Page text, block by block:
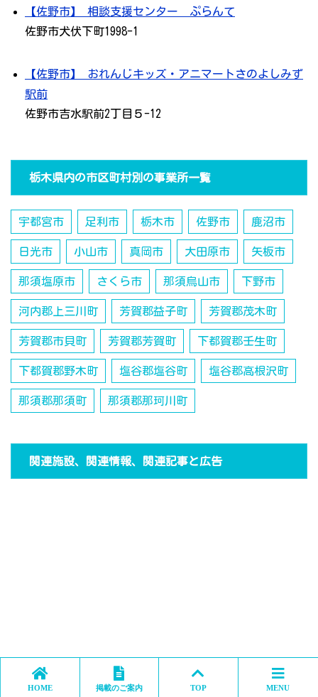
【佐野市】 相談支援センター ぷらんて
佐野市犬伏下町1998-1
【佐野市】 おれんじキッズ・アニマートさのよしみず
駅前
佐野市吉水駅前2丁目５-12
栃木県内の市区町村別の事業所一覧
宇都宮市 足利市 栃木市 佐野市 鹿沼市
日光市 小山市 真岡市 大田原市 矢板市
那須塩原市 さくら市 那須烏山市 下野市
河内郡上三川町 芳賀郡益子町 芳賀郡茂木町
芳賀郡市貝町 芳賀郡芳賀町 下都賀郡壬生町
下都賀郡野木町 塩谷郡塩谷町 塩谷郡高根沢町
那須郡那須町 那須郡那珂川町
関連施設、関連情報、関連記事と広告
HOME 掲載のご案内 TOP MENU